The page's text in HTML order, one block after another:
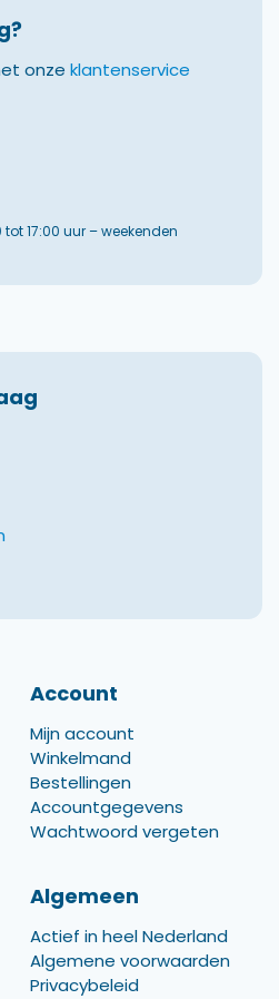
onze klantenservice
17:00 uur – weekenden
Account
Mijn account
Winkelmand
Bestellingen
Accountgegevens
Wachtwoord vergeten
Algemeen
Actief in heel Nederland
Algemene voorwaarden
Privacybeleid